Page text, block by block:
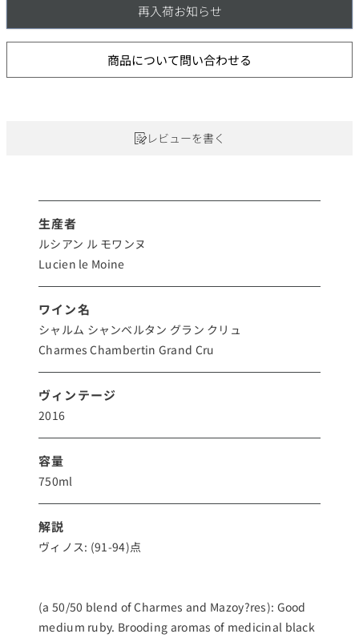
再入荷お知らせ
商品について問い合わせる
レビューを書く
生産者
ルシアン ル モワンヌ
Lucien le Moine
ワイン名
シャルム シャンベルタン グラン クリュ
Charmes Chambertin Grand Cru
ヴィンテージ
2016
容量
750ml
解説
ヴィノス: (91-94)点
(a 50/50 blend of Charmes and Mazoy?res): Good
medium ruby. Brooding aromas of medicinal black